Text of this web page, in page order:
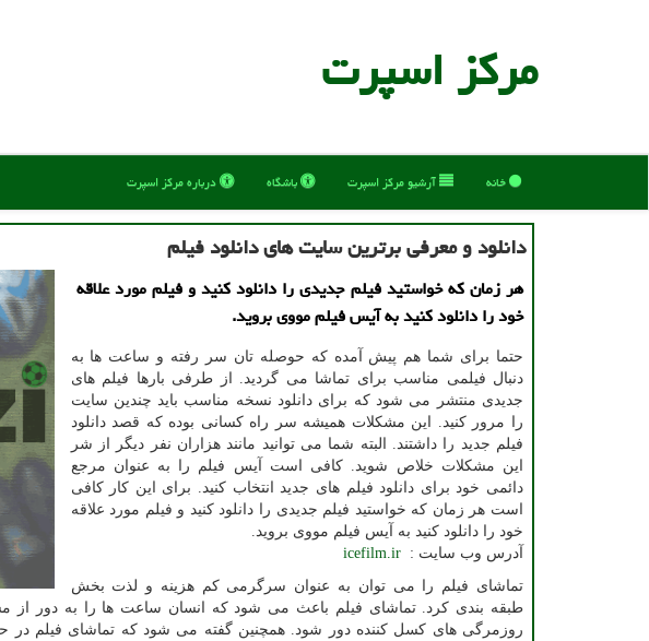
مركز اسپرت
خانه آرشیو مركز اسپرت باشگاه درباره مركز اسپرت
دانلود و معرفی برترین سایت های دانلود فیلم
هر زمان که خواستید فیلم جدیدی را دانلود کنید و فیلم مورد علاقه
خود را دانلود کنید به آیس فیلم مووی بروید.
حتما برای شما هم پیش آمده که حوصله تان سر رفته و ساعت ها به
دنبال فیلمی مناسب برای تماشا می گردید. از طرفی بارها فیلم های
جدیدی منتشر می شود که برای دانلود نسخه مناسب باید چندین سایت
را مرور کنید. این مشکلات همیشه سر راه کسانی بوده که قصد دانلود
فیلم جدید را داشتند. البته شما می توانید مانند هزاران نفر دیگر از شر
این مشکلات خلاص شوید. کافی است آیس فیلم را به عنوان مرجع
دائمی خود برای دانلود فیلم های جدید انتخاب کنید. برای این کار کافی
است هر زمان که خواستید فیلم جدیدی را دانلود کنید و فیلم مورد علاقه
خود را دانلود کنید به آیس فیلم مووی بروید.
آدرس وب سایت : icefilm.ir
تماشای فیلم را می توان به عنوان سرگرمی کم هزینه و لذت بخش
طبقه بندی کرد. تماشای فیلم باعث می شود که انسان ساعت ها را به دور
روزمرگی های کسل کننده دور شود. همچنین گفته می شود که تماشای فیلم در